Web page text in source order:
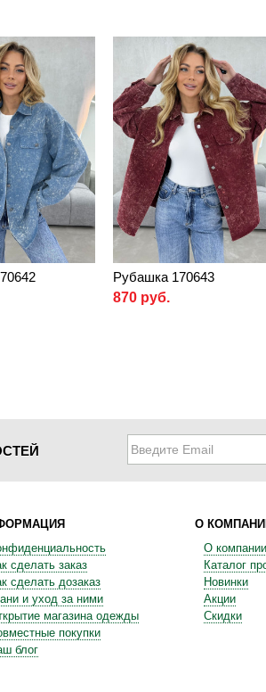
Рубашка 170643
870 руб.
сделать заказ
сделать дозаказ
и уход за ними
магазина одежды
покупки
блог
О
О компании
Каталог
Новинки
Акции
Скидки